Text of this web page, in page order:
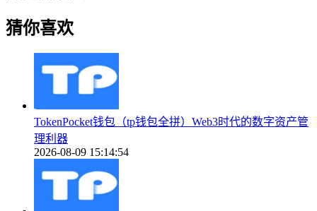
猜你喜欢
TokenPocket钱包（tp钱包全拼）Web3时代的数字资产管
理利器
2026-08-09 15:14:54